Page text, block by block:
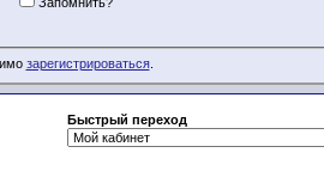
зарегистрироваться.
Быстрый переход